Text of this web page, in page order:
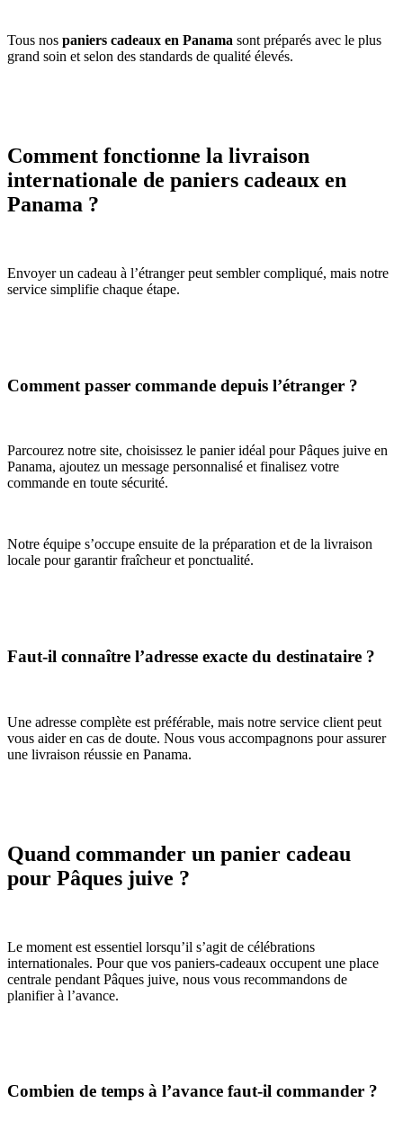
Tous nos paniers cadeaux en Panama sont préparés avec le plus
grand soin et selon des standards de qualité élevés.
Comment fonctionne la livraison
internationale de paniers cadeaux en
Panama ?
Envoyer un cadeau à l’étranger peut sembler compliqué, mais notre
service simplifie chaque étape.
Comment passer commande depuis l’étranger ?
Parcourez notre site, choisissez le panier idéal pour Pâques juive en
Panama, ajoutez un message personnalisé et finalisez votre
commande en toute sécurité.
Notre équipe s’occupe ensuite de la préparation et de la livraison
locale pour garantir fraîcheur et ponctualité.
Faut-il connaître l’adresse exacte du destinataire ?
Une adresse complète est préférable, mais notre service client peut
vous aider en cas de doute. Nous vous accompagnons pour assurer
une livraison réussie en Panama.
Quand commander un panier cadeau
pour Pâques juive ?
Le moment est essentiel lorsqu’il s’agit de célébrations
internationales. Pour que vos paniers-cadeaux occupent une place
centrale pendant Pâques juive, nous vous recommandons de
planifier à l’avance.
Combien de temps à l’avance faut-il commander ?